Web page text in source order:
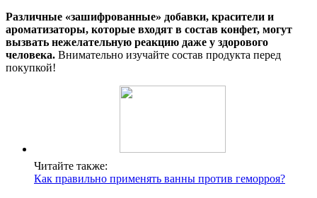
Различные «зашифрованные» добавки, красители и
ароматизаторы, которые входят в состав конфет, могут
вызвать нежелательную реакцию даже у здорового
человека. Внимательно изучайте состав продукта перед
покупкой!
Читайте также:
Как правильно применять ванны против геморроя?